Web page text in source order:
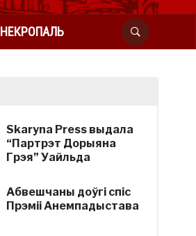
НЕКРОПАЛЬ
Skaryna Press выдала
“Партрэт Дорыяна
Грэя” Уайльда
Абвешчаны доўгі спіс
Прэміі Анемпадыстава